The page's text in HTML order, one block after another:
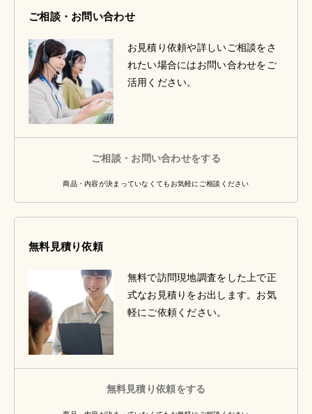
ご相談・お問い合わせ
お見積り依頼や詳しいご相談をさ
れたい場合にはお問い合わせをご
活用ください。
ご相談・お問い合わせをする
商品・内容が決まっていなくてもお気軽にご相談ください
無料見積り依頼
無料で訪問現地調査をした上で正
式なお見積りをお出します。お気
軽にご依頼ください。
無料見積り依頼をする